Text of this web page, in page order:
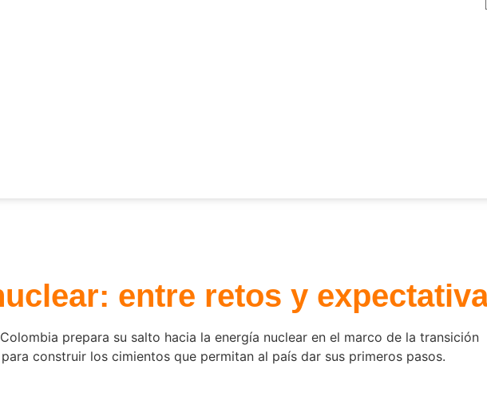
entre retos y
prepara su salto hacia la energía nuclear en el marco de la transición
construir los cimientos que permitan al país dar sus primeros pasos.